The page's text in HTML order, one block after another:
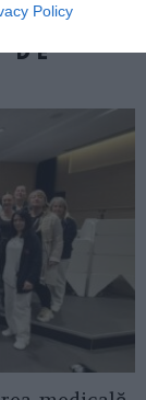
Policy
DE